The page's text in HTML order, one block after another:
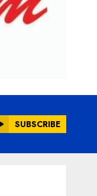
SUBSCRIBE